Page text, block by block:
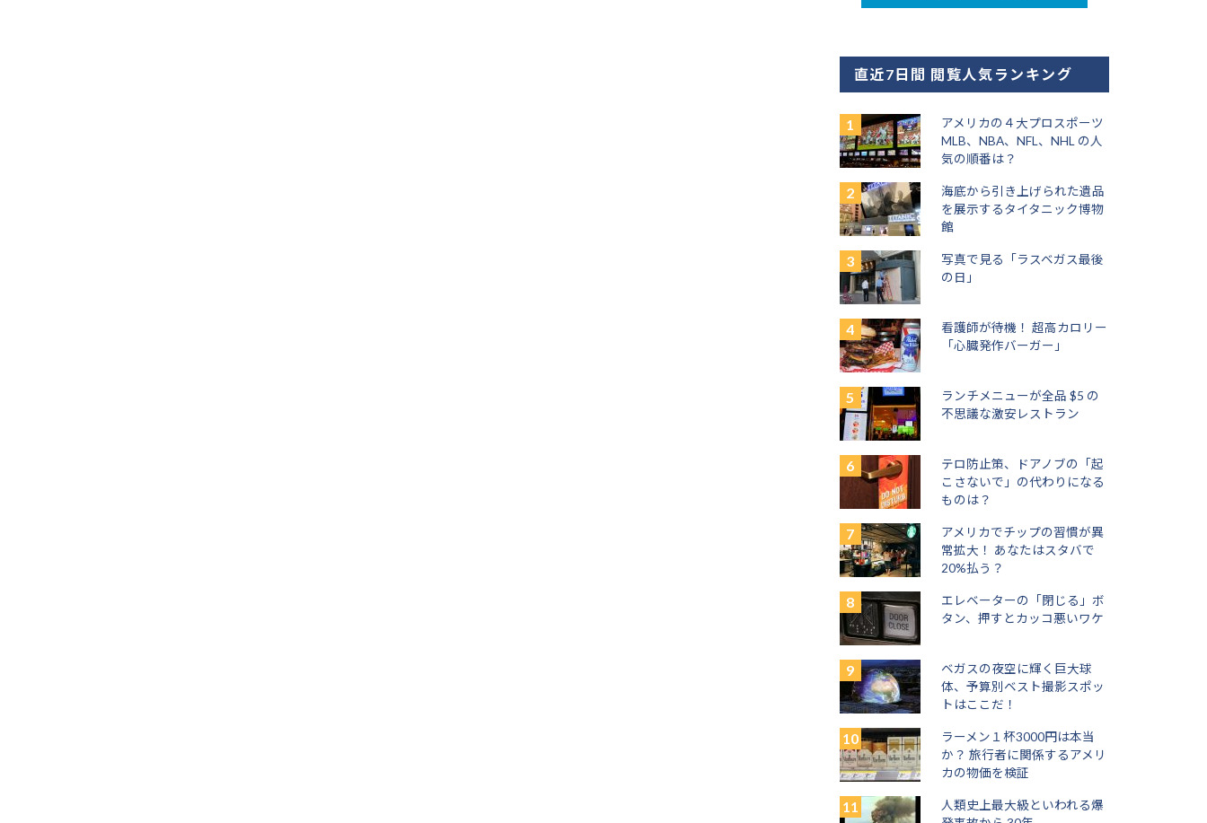
直近7日間 閲覧人気ランキング
アメリカの４大プロスポーツ
MLB、NBA、NFL、NHL の人
気の順番は？
海底から引き上げられた遺品
を展示するタイタニック博物
館
写真で見る「ラスベガス最後
の日」
看護師が待機！ 超高カロリー
「心臓発作バーガー」
ランチメニューが全品 $5 の
不思議な激安レストラン
テロ防止策、ドアノブの「起
こさないで」の代わりになる
ものは？
アメリカでチップの習慣が異
常拡大！ あなたはスタバで
20%払う？
エレベーターの「閉じる」ボ
タン、押すとカッコ悪いワケ
ベガスの夜空に輝く巨大球
体、予算別ベスト撮影スポッ
トはここだ！
ラーメン１杯3000円は本当
か？ 旅行者に関係するアメリ
カの物価を検証
人類史上最大級といわれる爆